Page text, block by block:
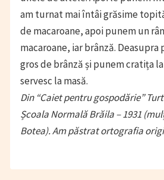
am turnat mai întâi grăsime
de macaroane, apoi punem un
macaroane, iar brânză.
gros de brânză și punem cratița
servesc la masă.
Din “Caiet pentru gospodărie”
Școala Normală Brăila – 1931
Botea). Am păstrat ortografia